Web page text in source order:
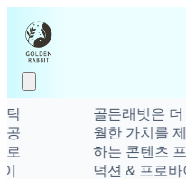
골든래빗은 더 탁
월한 가치를 제공
하는 콘텐츠 프로
덕션 & 프로바이